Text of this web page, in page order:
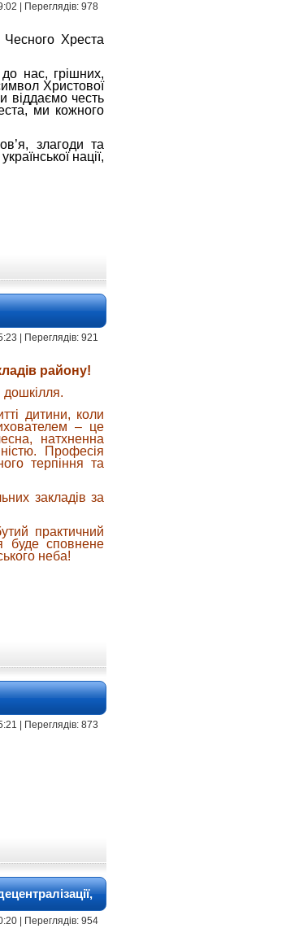
| Переглядів: 978
Хреста
нас, грішних,
Христової
віддаємо честь
ми кожного
злагоди та
нації,
| Переглядів: 921
району!
дитини, коли
– це
натхненна
Професія
терпіння та
закладів за
практичний
буде сповнене
неба!
| Переглядів: 873
| Переглядів: 954